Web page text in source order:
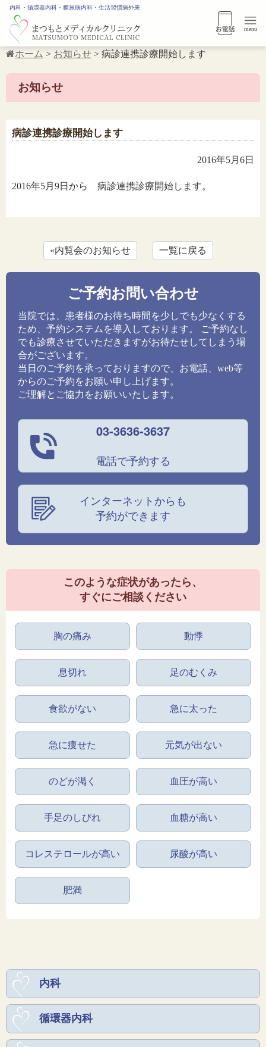
内科・循環器内科・糖尿病内科・生活習慣病外来
menu
ホーム > お知らせ > 病診連携診療開始します
お知らせ
病診連携診療開始します
2016年5月6日
2016年5月9日から 病診連携診療開始します。
«内覧会のお知らせ 一覧に戻る
ご予約お問い合わせ
当院では、患者様のお待ち時間を少しでも少なくする
ため、予約システムを導入しております。 ご予約なし
でも診療させていただきますがお待たせしてしまう場
合がございます。
当日のご予約を承っておりますので、お電話、web等
からのご予約をお願い申し上げます。
ご理解とご協力をお願いいたします。
03-3636-3637
電話で予約する
インターネットからも
予約ができます
このような症状があったら、
すぐにご相談ください
胸の痛み 動悸
息切れ 足のむくみ
食欲がない 急に太った
急に痩せた 元気が出ない
のどが渇く 血圧が高い
手足のしびれ 血糖が高い
コレステロールが高い 尿酸が高い
肥満
内科
循環器内科